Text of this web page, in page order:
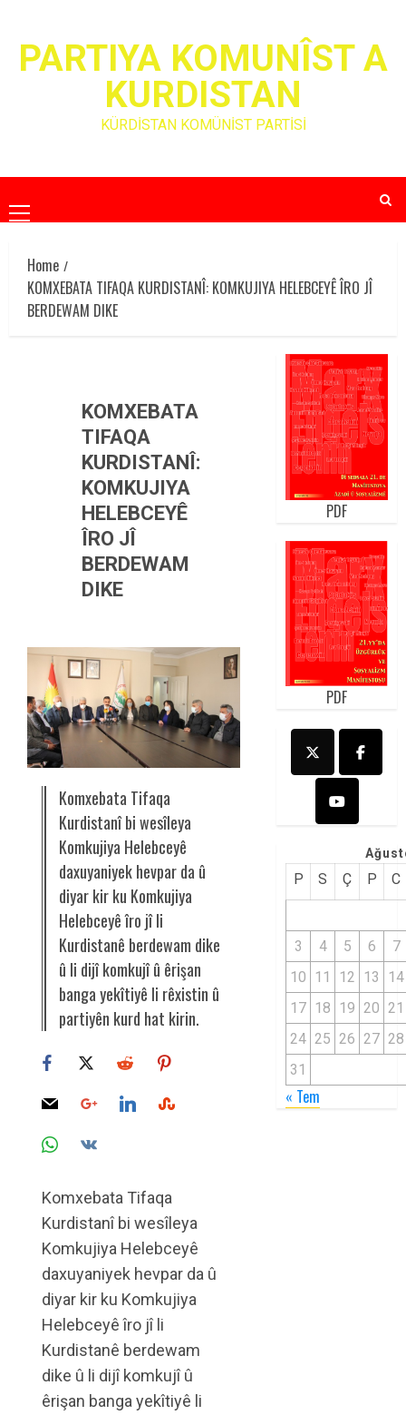
contentPARTIYA KOMUNÎST A
KURDISTAN
KÜRDİSTAN KOMÜNİST PARTİSİ
Primary
Menu
Home
KOMXEBATA TIFAQA KURDISTANÎ: KOMKUJIYA HELEBCEYÊ ÎRO JÎ
BERDEWAM DIKE
KOMXEBATA
TIFAQA
KURDISTANÎ:
KOMKUJIYA
HELEBCEYÊ
ÎRO JÎ
BERDEWAM
DIKE
Komxebata Tifaqa
Kurdistanî bi wesîleya
Komkujiya Helebceyê
daxuyaniyek hevpar da û
diyar kir ku Komkujiya
Helebceyê îro jî li
Kurdistanê berdewam dike
û li dijî komkujî û êrişan
banga yekîtiyê li rêxistin û
partiyên kurd hat kirin.
Komxebata Tifaqa
Kurdistanî bi wesîleya
Komkujiya Helebceyê
daxuyaniyek hevpar da û
diyar kir ku Komkujiya
Helebceyê îro jî li
Kurdistanê berdewam
dike û li dijî komkujî û
êrişan banga yekîtiyê li
PDF
PDF
P S Ç P C
3 4 5 6
7
10 11 12 13
14
17 18 19 20 21
24 25 26 27 28
31
« Tem